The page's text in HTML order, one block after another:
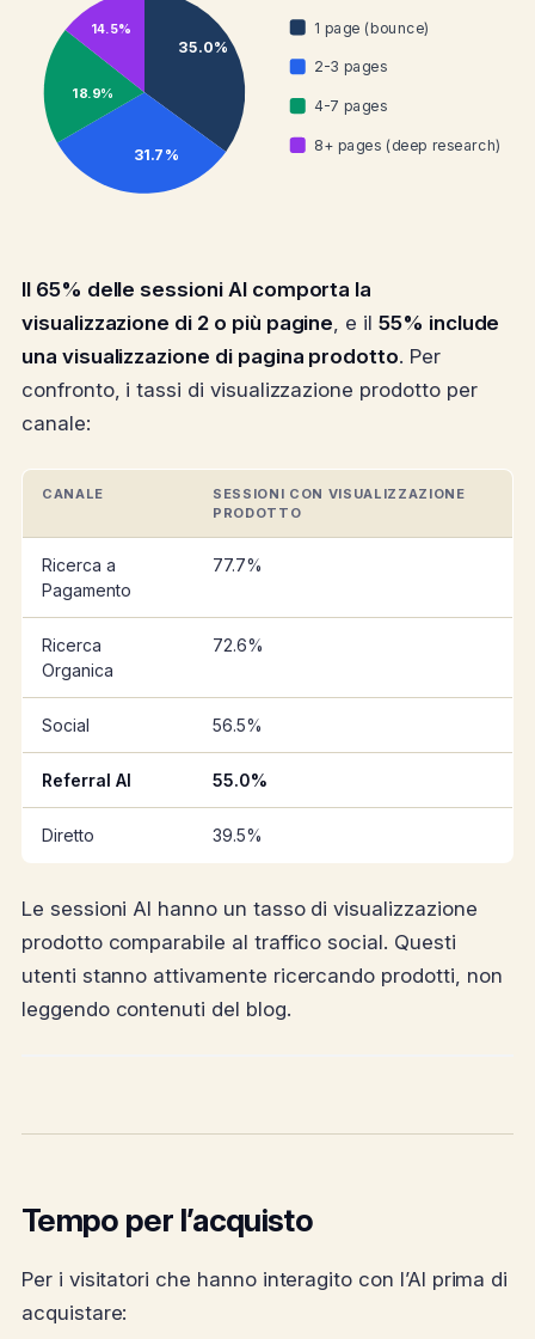
35.0%
31.7%
18.9%
14.5% 1 page (bounce)
2-3 pages
4-7 pages
8+ pages (deep research)
Il 65% delle sessioni AI comporta la
visualizzazione di 2 o più pagine , e il 55% include
una visualizzazione di pagina prodotto. Per
confronto, i tassi di visualizzazione prodotto per
canale:
CANALE
SESSIONI CON VISUALIZZAZIONE
PRODOTTO
Ricerca a
Pagamento
77.7%
Ricerca
Organica
72.6%
Social 56.5%
Referral AI 55.0%
Diretto 39.5%
Le sessioni AI hanno un tasso di visualizzazione
prodotto comparabile al traffico social. Questi
utenti stanno attivamente ricercando prodotti, non
leggendo contenuti del blog.
Tempo per l’acquisto
Per i visitatori che hanno interagito con l’AI prima di
acquistare: